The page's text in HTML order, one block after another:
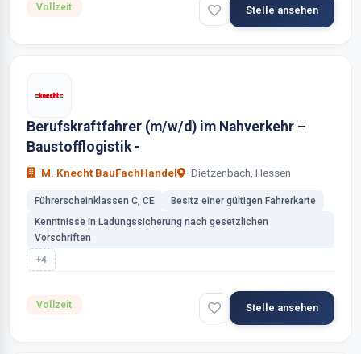
Vollzeit Stelle ansehen
Berufskraftfahrer (m/w/d) im Nahverkehr –
Baustofflogistik -
M. Knecht BauFachHandel Dietzenbach, Hessen
Führerscheinklassen C, CE
Besitz einer gültigen Fahrerkarte
Kenntnisse in Ladungssicherung nach gesetzlichen
Vorschriften
+4
Vollzeit Stelle ansehen